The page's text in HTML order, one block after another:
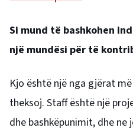
Si mund të bashkohen
një mundësi për të
Kjo është një nga gjërat
theksoj. Staff është një
dhe bashkëpunimit, dhe